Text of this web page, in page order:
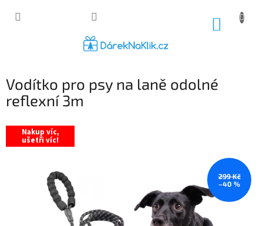
Vodítko pro psy na laně odolné
reflexní 3m
Nakup víc,
ušetři víc!
299 Kč
–40 %